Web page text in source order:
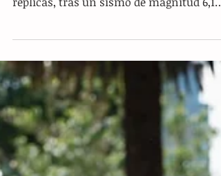
de magnitud 6,1 en Michoacán
Ciudad de México.- El Servicio Sismológico
Nacional (SSN) de México ha registrado
réplicas, tras un sismo de magnitud 6,1
ocurrido...